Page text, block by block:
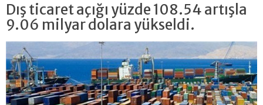
Dış ticaret açığı yüzde 108.54 artışla
9.06 milyar dolara yükseldi.